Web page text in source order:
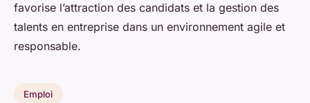
favorise l’attraction des candidats et la gestion des
talents en entreprise dans un environnement agile et
responsable.
Emploi